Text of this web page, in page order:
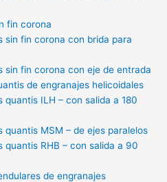
fin corona
sin fin corona con brida para
sin fin corona con eje de entrada
de engranajes helicoidales
quantis ILH – con salida a 180
quantis MSM – de ejes paralelos
quantis RHB – con salida a 90
de engranajes